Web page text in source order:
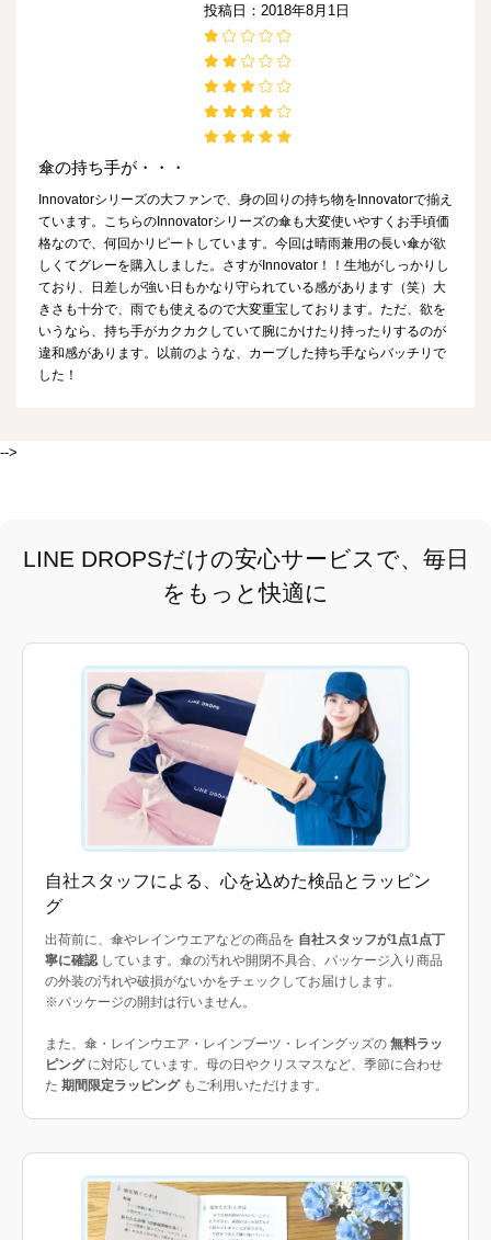
投稿日：2018年8月1日
傘の持ち手が・・・
Innovatorシリーズの大ファンで、身の回りの持ち物をInnovatorで揃え
ています。こちらのInnovatorシリーズの傘も大変使いやすくお手頃価
格なので、何回かリピートしています。今回は晴雨兼用の長い傘が欲
しくてグレーを購入しました。さすがInnovator！！生地がしっかりし
ており、日差しが強い日もかなり守られている感があります（笑）大
きさも十分で、雨でも使えるので大変重宝しております。ただ、欲を
いうなら、持ち手がカクカクしていて腕にかけたり持ったりするのが
違和感があります。以前のような、カーブした持ち手ならバッチリで
した！
-->
LINE DROPSだけの安心サービスで、毎日
をもっと快適に
自社スタッフによる、心を込めた検品とラッピン
グ
出荷前に、傘やレインウエアなどの商品を 自社スタッフが1点1点丁
寧に確認 しています。傘の汚れや開閉不具合、パッケージ入り商品
の外装の汚れや破損がないかをチェックしてお届けします。
※パッケージの開封は行いません。
また、傘・レインウエア・レインブーツ・レイングッズの 無料ラッ
ピングに対応しています。母の日やクリスマスなど、季節に合わせ
た 期間限定ラッピングもご利用いただけます。